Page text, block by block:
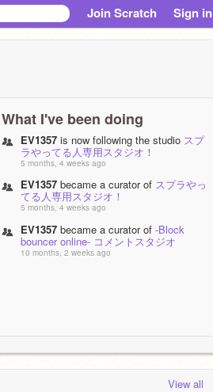
Join Scratch Sign in
What I've been doing
EV1357 is now following the studio スプ
ラやってる人専用スタジオ！
5 months, 4 weeks ago
EV1357 became a curator of スプラやっ
てる人専用スタジオ！
5 months, 4 weeks ago
EV1357 became a curator of -Block
bouncer online- コメントスタジオ
10 months, 2 weeks ago
View all